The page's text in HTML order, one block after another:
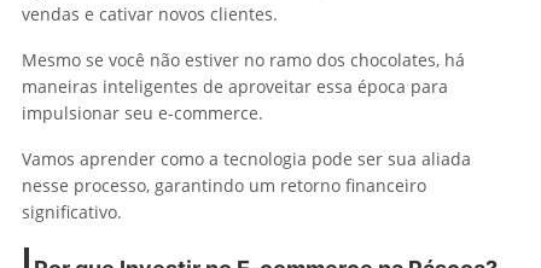
vendas e cativar novos clientes.
Mesmo se você não estiver no ramo dos chocolates, há
maneiras inteligentes de aproveitar essa época para
impulsionar seu e-commerce.
Vamos aprender como a tecnologia pode ser sua aliada
nesse processo, garantindo um retorno financeiro
significativo.